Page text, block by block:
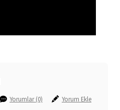
Yorumlar (0) Yorum Ekle